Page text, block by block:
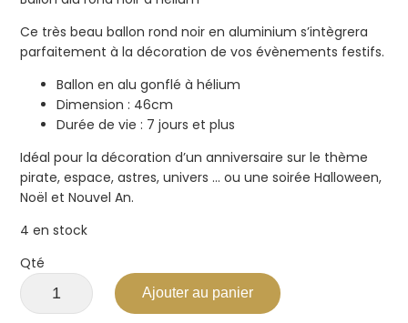
Ce très beau ballon rond noir en aluminium s’intègrera
parfaitement à la décoration de vos évènements festifs.
Ballon en alu gonflé à hélium
Dimension : 46cm
Durée de vie : 7 jours et plus
Idéal pour la décoration d’un anniversaire sur le thème
pirate, espace, astres, univers … ou une soirée Halloween,
Noël et Nouvel An.
4 en stock
Qté
Ajouter au panier